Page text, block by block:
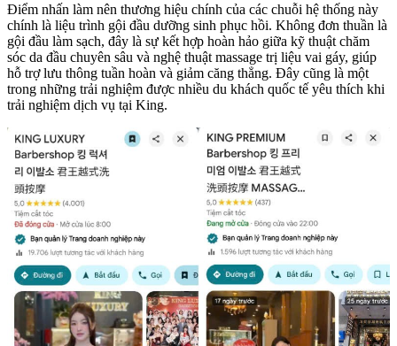
Điểm nhấn làm nên thương hiệu chính của các chuỗi hệ thống này
chính là liệu trình gội đầu dưỡng sinh phục hồi. Không đơn thuần là
gội đầu làm sạch, đây là sự kết hợp hoàn hảo giữa kỹ thuật chăm
sóc da đầu chuyên sâu và nghệ thuật massage trị liệu vai gáy, giúp
hỗ trợ lưu thông tuần hoàn và giảm căng thẳng. Đây cũng là một
trong những trải nghiệm được nhiều du khách quốc tế yêu thích khi
trải nghiệm dịch vụ tại King.